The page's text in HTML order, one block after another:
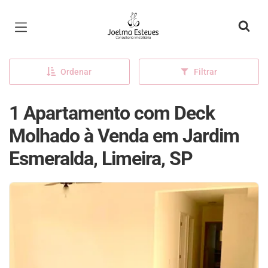
Página inicial
Ordenar Filtrar
1 Apartamento com Deck
Molhado à Venda em Jardim
Esmeralda, Limeira, SP